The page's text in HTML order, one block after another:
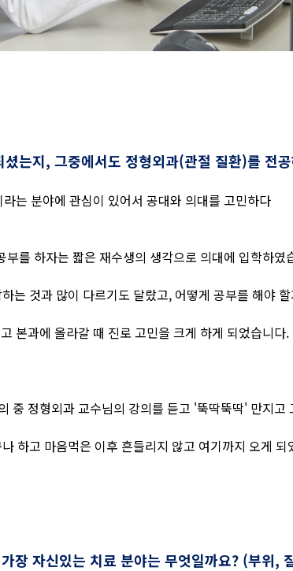
는지, 그중에서도 정형외과(관절 질환)를 전
라는 분야에 관심이 있어서 공대와 의대를 고민하다
부를 하자는 짧은 재수생의 생각으로 의대에 입학하였
는 것과 많이 다르기도 달랐고, 어떻게 공부를 해야
본과에 올라갈 때 진로 고민을 크게 하게 되었습니다.
중 정형외과 교수님의 강의를 듣고 '뚝딱뚝딱' 만지고
하고 마음먹은 이후 흔들리지 않고 여기까지 오게 되
장 자신있는 치료 분야는 무엇일까요? (부위,